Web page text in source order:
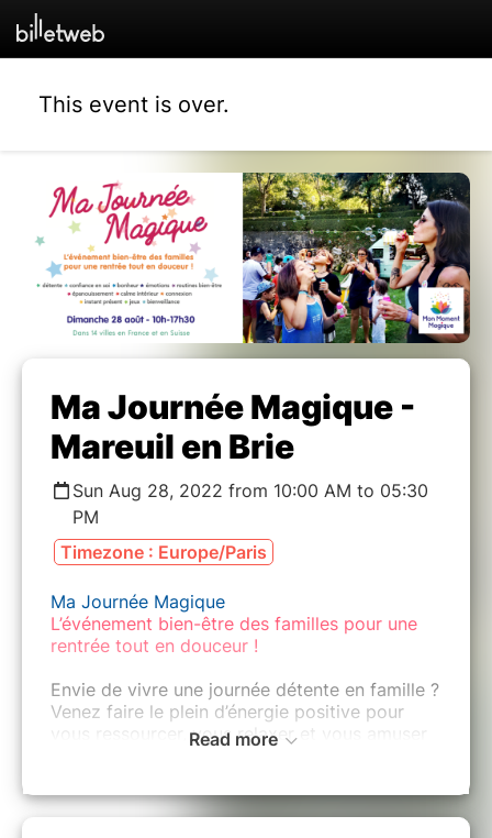
This event is over.
Ma Journée Magique -
Mareuil en Brie
Sun Aug 28, 2022 from 10:00 AM to 05:30
PM
Timezone : Europe/Paris
Ma Journée Magique
L’événement bien-être des familles pour une
rentrée tout en douceur !
Envie de vivre une journée détente en famille ?
Venez faire le plein d’énergie positive pour
vous ressourcer, vous relaxer et vous amuser
détente/confiance en soi/bonheur/
émotions/routines bien-être/
Read more